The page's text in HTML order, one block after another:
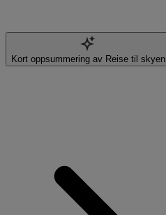
Kort oppsummering av Reise til skyen